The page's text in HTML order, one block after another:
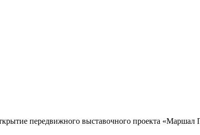
передвижного выставочного проекта «Маршал